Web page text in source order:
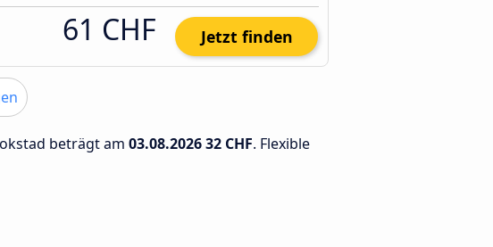
61 CHF Jetzt finden
beträgt am 03.08.202632 CHF. Flexible